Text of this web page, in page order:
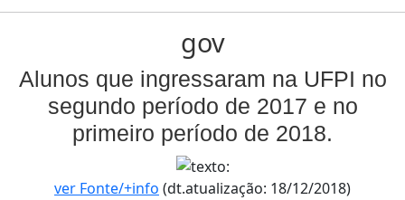
gov
Alunos que ingressaram na UFPI no
segundo período de 2017 e no
primeiro período de 2018.
ver Fonte/+info (dt.atualização: 18/12/2018)